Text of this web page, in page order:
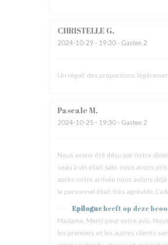
CHRISTELLE G
2024-10-29 - 19:30 - Gasten 2
Un régal! des proportions
PascaleM
2024-10-25 - 19:30 - Gasten 2
Nous avons été déçu par notre
seau à vin était sale, nous avons
après notre arrivée nous avions
le personnel était très agréable.
Epilogueheeft op deze
Madame, Merci pour votre avis.
les premiers et les autres clients